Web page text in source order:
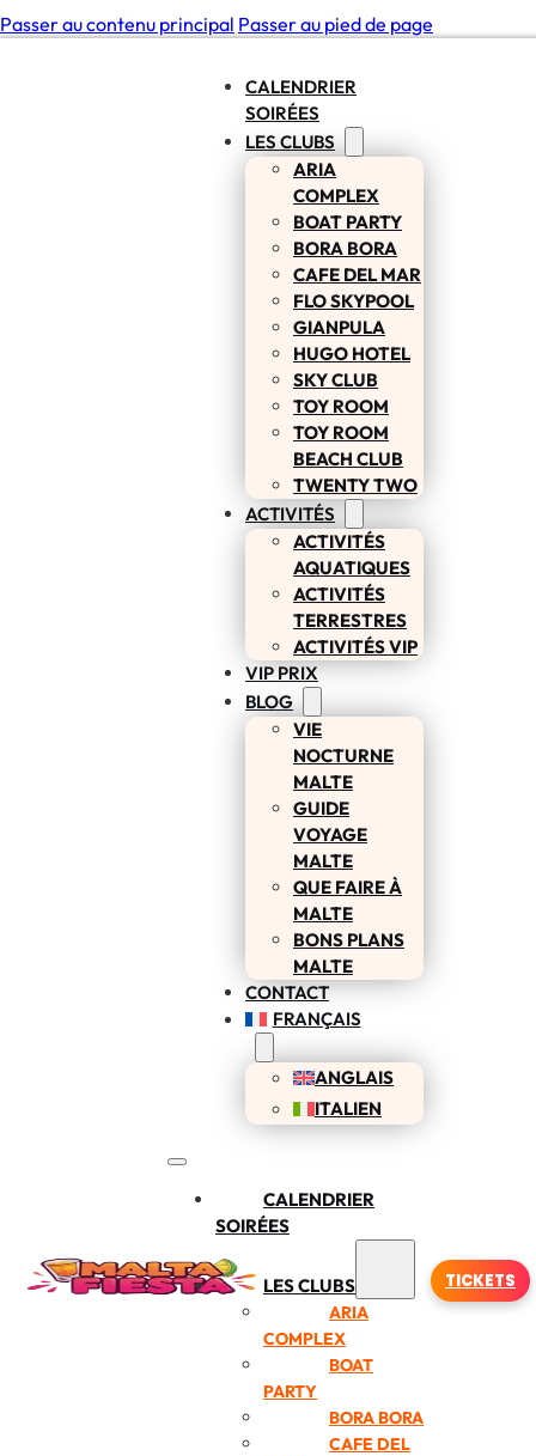
Passer au contenu principal Passer au pied de page
CALENDRIER
SOIRÉES
LES CLUBS
ARIA
COMPLEX
BOAT PARTY
BORA BORA
CAFE DEL MAR
FLO SKYPOOL
GIANPULA
HUGO HOTEL
SKY CLUB
TOY ROOM
TOY ROOM
BEACH CLUB
TWENTY TWO
ACTIVITÉS
ACTIVITÉS
AQUATIQUES
ACTIVITÉS
TERRESTRES
ACTIVITÉS VIP
VIP PRIX
BLOG
VIE
NOCTURNE
MALTE
GUIDE
VOYAGE
MALTE
QUE FAIRE À
MALTE
BONS PLANS
MALTE
CONTACT
FRANÇAIS
ANGLAIS
ITALIEN
CALENDRIER
SOIRÉES
LES CLUBS
ARIA
COMPLEX
BOAT
PARTY
BORA BORA
CAFE DEL
TICKETS